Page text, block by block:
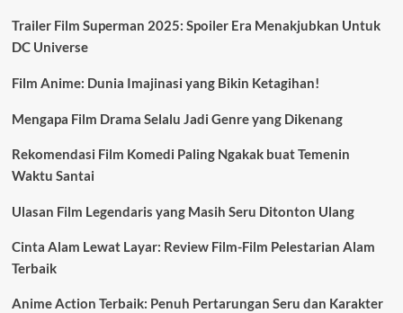
Trailer Film Superman 2025: Spoiler Era Menakjubkan Untuk
DC Universe
Film Anime: Dunia Imajinasi yang Bikin Ketagihan!
Mengapa Film Drama Selalu Jadi Genre yang Dikenang
Rekomendasi Film Komedi Paling Ngakak buat Temenin
Waktu Santai
Ulasan Film Legendaris yang Masih Seru Ditonton Ulang
Cinta Alam Lewat Layar: Review Film-Film Pelestarian Alam
Terbaik
Anime Action Terbaik: Penuh Pertarungan Seru dan Karakter